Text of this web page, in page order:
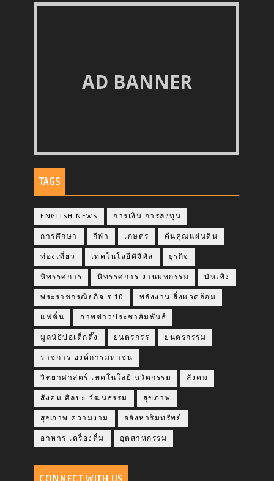
AD BANNER
TAGS
ENGLISH NEWS การเงิน การลงทุน
การศึกษา กีฬา เกษตร คืนคุณแผ่นดิน
ท่องเที่ยว เทคโนโลยีดิจิทัล ธุรกิจ
นิทรรศการ นิทรรศการ งานมหกรรม บันเทิง
พระราชกรณียกิจ ร.10 พลังงาน สิ่งแวดล้อม
แฟชั่น ภาพข่าวประชาสัมพันธ์
มูลนิธิป่อเต็กตึ๊ง ยนตรกรร ยนตรกรรม
ราชการ องค์การมหาชน
วิทยาศาสตร์ เทคโนโลยี นวัตกรรม สังคม
สังคม ศิลปะ วัฒนธรรม สุขภาพ
สุขภาพ ความงาม อสังหาริมทรัพย์
อาหาร เครื่องดื่ม อุตสาหกรรม